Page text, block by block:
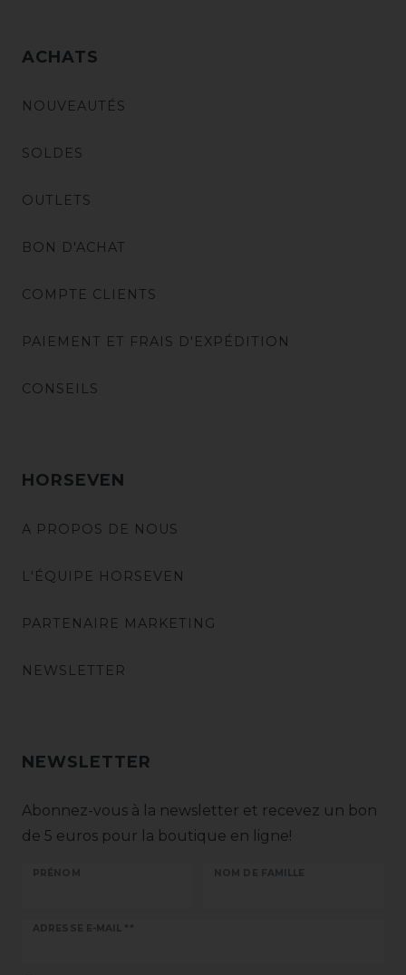
ACHATS
NOUVEAUTÉS
SOLDES
OUTLETS
BON D'ACHAT
COMPTE CLIENTS
PAIEMENT ET FRAIS D'EXPÉDITION
CONSEILS
HORSEVEN
A PROPOS DE NOUS
L'ÉQUIPE HORSEVEN
PARTENAIRE MARKETING
NEWSLETTER
NEWSLETTER
Abonnez-vous à la newsletter et recevez un bon
de 5 euros pour la boutique en ligne!
PRÉNOM NOM DE FAMILLE
ADRESSE E-MAIL **
Ceres::Template.newsletterHoneypotLabel